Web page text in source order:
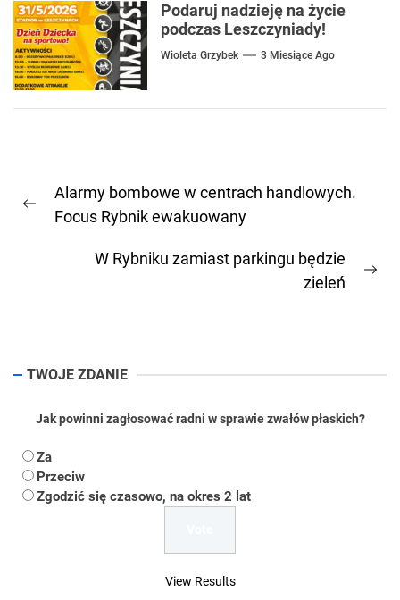
Podaruj nadzieję na życie
podczas Leszczyniady!
Wioleta Grzybek 3 Miesiące Ago
wpisu
Previous
Alarmy bombowe w centrach handlowych.
Focus Rybnik ewakuowany
W Rybniku zamiast parkingu będzie
zieleń
TWOJE ZDANIE
Jak powinni zagłosować radni w sprawie zwałów płaskich?
Za
Przeciw
Zgodzić się czasowo, na okres 2 lat
View Results